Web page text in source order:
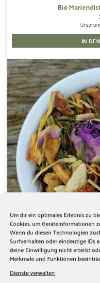
Um dir ein optimales Erlebnis zu
Cookies, um Geräteinformationen
Wenn du diesen Technologien
Surfverhalten oder eindeutige IDs
deine Einwilligung nicht erteilst
Merkmale und Funktionen
Dienste verwalten
Bio
IN